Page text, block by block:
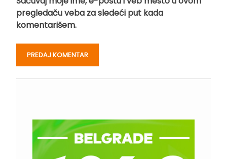
pregledaču veba za sledeći put kada
komentarišem.